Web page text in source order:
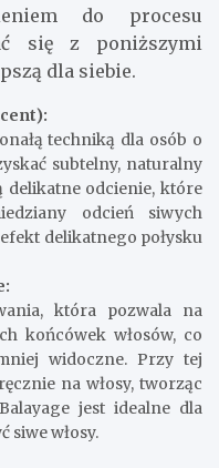
do procesu
się z poniższymi
dla siebie.
techniką dla osób o
subtelny, naturalny
delikatne odcienie, które
odcień siwych
delikatnego połysku
która pozwala na
końcówek włosów, co
widoczne. Przy tej
na włosy, tworząc
jest idealne dla
siwe włosy.